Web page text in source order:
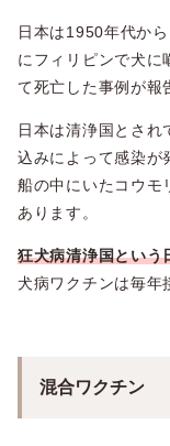
日本は1950年代か
にフィリピンで犬に
て死亡した事例が報
日本は清浄国とされ
込みによって感染が
船の中にいたコウモ
あります。
狂犬病清浄国という
犬病ワクチンは毎年
混合ワクチン